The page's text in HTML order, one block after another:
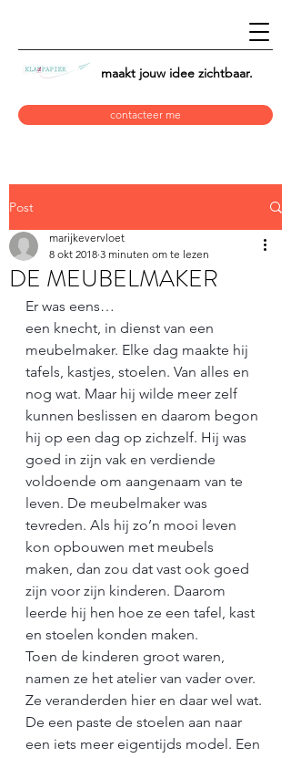
maakt jouw idee zichtbaar.
contacteer me
Post
DE MEUBELMAKER
marijkevervloet
8 okt 2018 3 minuten om te lezen
Er was eens…
een knecht, in dienst van een
meubelmaker. Elke dag maakte hij
tafels, kastjes, stoelen. Van alles en
nog wat. Maar hij wilde meer zelf
kunnen beslissen en daarom begon
hij op een dag op zichzelf. Hij was
goed in zijn vak en verdiende
voldoende om aangenaam van te
leven. De meubelmaker was
tevreden. Als hij zo’n mooi leven
kon opbouwen met meubels
maken, dan zou dat vast ook goed
zijn voor zijn kinderen. Daarom
leerde hij hen hoe ze een tafel, kast
en stoelen konden maken.
Toen de kinderen groot waren,
namen ze het atelier van vader over.
Ze veranderden hier en daar wel wat.
De een paste de stoelen aan naar
een iets meer eigentijds model. Een